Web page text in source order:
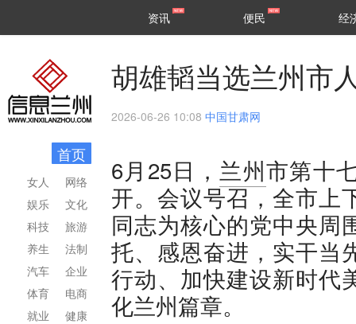
区县
资讯 便民 经
首页
网络
文化
旅游
法制
企业
电商
健康
女人
娱乐
科技
养生
汽车
体育
就业
胡雄韬当选兰州市
2026-06-26 10:08 中国甘肃网
6月25日， 兰州市第十
开。会议号召，全市上
同志为核心的党中央周
托、感恩奋进，实干当
行动、加快建设新时代
化兰州篇章。